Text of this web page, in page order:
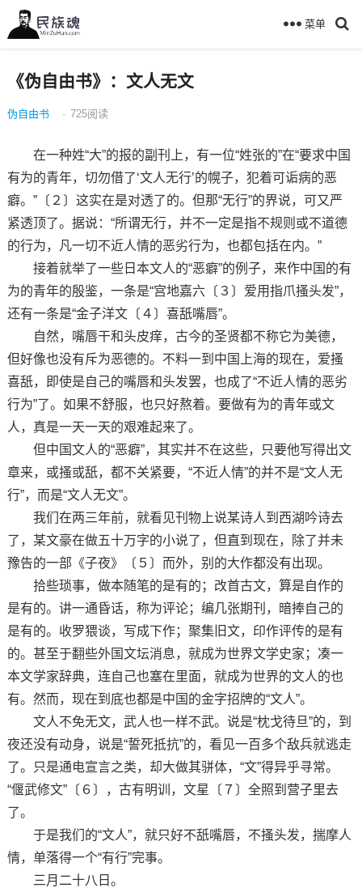
菜单
《伪自由书》：文人无文
伪自由书 · 725阅读
在一种姓“大”的报的副刊上，有一位“姓张的”在“要求中国
有为的青年，切勿借了‘文人无行’的幌子，犯着可诟病的恶
癖。”〔２〕这实在是对透了的。但那“无行”的界说，可又严
紧透顶了。据说：“所谓无行，并不一定是指不规则或不道德
的行为，凡一切不近人情的恶劣行为，也都包括在内。”
接着就举了一些日本文人的“恶癖”的例子，来作中国的有
为的青年的殷鉴，一条是“宫地嘉六〔３〕爱用指爪搔头发”，
还有一条是“金子洋文〔４〕喜舐嘴唇”。
自然，嘴唇干和头皮痒，古今的圣贤都不称它为美德，
但好像也没有斥为恶德的。不料一到中国上海的现在，爱搔
喜舐，即使是自己的嘴唇和头发罢，也成了“不近人情的恶劣
行为”了。如果不舒服，也只好熬着。要做有为的青年或文
人，真是一天一天的艰难起来了。
但中国文人的“恶癖”，其实并不在这些，只要他写得出文
章来，或搔或舐，都不关紧要，“不近人情”的并不是“文人无
行”，而是“文人无文”。
我们在两三年前，就看见刊物上说某诗人到西湖吟诗去
了，某文豪在做五十万字的小说了，但直到现在，除了并未
豫告的一部《子夜》〔５〕而外，别的大作都没有出现。
拾些琐事，做本随笔的是有的；改首古文，算是自作的
是有的。讲一通昏话，称为评论；编几张期刊，暗捧自己的
是有的。收罗猥谈，写成下作；聚集旧文，印作评传的是有
的。甚至于翻些外国文坛消息，就成为世界文学史家；凑一
本文学家辞典，连自己也塞在里面，就成为世界的文人的也
有。然而，现在到底也都是中国的金字招牌的“文人”。
文人不免无文，武人也一样不武。说是“枕戈待旦”的，到
夜还没有动身，说是“誓死抵抗”的，看见一百多个敌兵就逃走
了。只是通电宣言之类，却大做其骈体，“文”得异乎寻常。
“偃武修文”〔６〕，古有明训，文星〔７〕全照到营子里去
了。
于是我们的“文人”，就只好不舐嘴唇，不搔头发，揣摩人
情，单落得一个“有行”完事。
三月二十八日。